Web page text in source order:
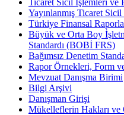
Yayınlanmış Ticaret
Türkiye Finansal
Büyük ve Orta Boy
Standardı (BOBİ FRS)
Bağımsız Denetim
Rapor Örnekleri, Form
Mevzuat Danışma Birimi
Bilgi Arşivi
Danışman Girişi
Mükelleflerin Hakları ve